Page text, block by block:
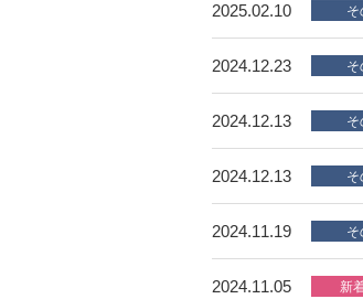
2025.02.10
2024.12.23
2024.12.13
2024.12.13
2024.11.19
2024.11.05